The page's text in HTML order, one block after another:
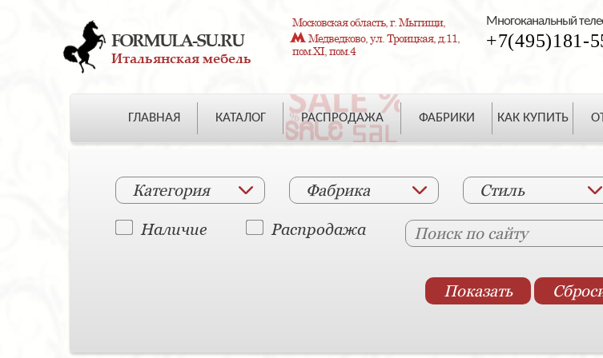
FORMULA-SU.RU
Итальянская мебель
Московская область, г. Мытищи,
Медведково, ул. Троицкая, д.11,
пом.XI, пом.4
Многоканальный
+7(495)181-
ГЛАВНАЯ КАТАЛОГ РАСПРОДАЖА ФАБРИКИ КАК КУПИТЬ
Категория Фабрика Стиль
Наличие Распродажа